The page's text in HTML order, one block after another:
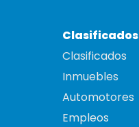
Clasificados
Clasificados
Inmuebles
Automotores
Empleos